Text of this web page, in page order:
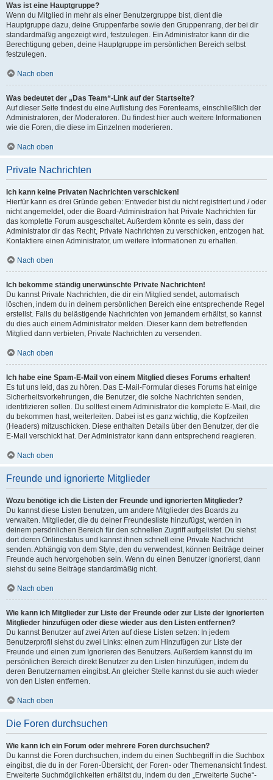
Was ist eine Hauptgruppe?
Wenn du Mitglied in mehr als einer Benutzergruppe bist, dient die
Hauptgruppe dazu, deine Gruppenfarbe sowie den Gruppenrang, der bei dir
standardmäßig angezeigt wird, festzulegen. Ein Administrator kann dir die
Berechtigung geben, deine Hauptgruppe im persönlichen Bereich selbst
festzulegen.
Nach oben
Was bedeutet der „Das Team“-Link auf der Startseite?
Auf dieser Seite findest du eine Auflistung des Forenteams, einschließlich der
Administratoren, der Moderatoren. Du findest hier auch weitere Informationen
wie die Foren, die diese im Einzelnen moderieren.
Nach oben
Private Nachrichten
Ich kann keine Privaten Nachrichten verschicken!
Hierfür kann es drei Gründe geben: Entweder bist du nicht registriert und / oder
nicht angemeldet, oder die Board-Administration hat Private Nachrichten für
das komplette Forum ausgeschaltet. Außerdem könnte es sein, dass der
Administrator dir das Recht, Private Nachrichten zu verschicken, entzogen hat.
Kontaktiere einen Administrator, um weitere Informationen zu erhalten.
Nach oben
Ich bekomme ständig unerwünschte Private Nachrichten!
Du kannst Private Nachrichten, die dir ein Mitglied sendet, automatisch
löschen, indem du in deinem persönlichen Bereich eine entsprechende Regel
erstellst. Falls du belästigende Nachrichten von jemandem erhältst, so kannst
du dies auch einem Administrator melden. Dieser kann dem betreffenden
Mitglied dann verbieten, Private Nachrichten zu versenden.
Nach oben
Ich habe eine Spam-E-Mail von einem Mitglied dieses Forums erhalten!
Es tut uns leid, das zu hören. Das E-Mail-Formular dieses Forums hat einige
Sicherheitsvorkehrungen, die Benutzer, die solche Nachrichten senden,
identifizieren sollen. Du solltest einem Administrator die komplette E-Mail, die
du bekommen hast, weiterleiten. Dabei ist es ganz wichtig, die Kopfzeilen
(Headers) mitzuschicken. Diese enthalten Details über den Benutzer, der die
E-Mail verschickt hat. Der Administrator kann dann entsprechend reagieren.
Nach oben
Freunde und ignorierte Mitglieder
Wozu benötige ich die Listen der Freunde und ignorierten Mitglieder?
Du kannst diese Listen benutzen, um andere Mitglieder des Boards zu
verwalten. Mitglieder, die du deiner Freundesliste hinzufügst, werden in
deinem persönlichen Bereich für den schnellen Zugriff aufgelistet. Du siehst
dort deren Onlinestatus und kannst ihnen schnell eine Private Nachricht
senden. Abhängig von dem Style, den du verwendest, können Beiträge deiner
Freunde auch hervorgehoben sein. Wenn du einen Benutzer ignorierst, dann
siehst du seine Beiträge standardmäßig nicht.
Nach oben
Wie kann ich Mitglieder zur Liste der Freunde oder zur Liste der ignorierten
Mitglieder hinzufügen oder diese wieder aus den Listen entfernen?
Du kannst Benutzer auf zwei Arten auf diese Listen setzen: In jedem
Benutzerprofil siehst du zwei Links: einen zum Hinzufügen zur Liste der
Freunde und einen zum Ignorieren des Benutzers. Außerdem kannst du im
persönlichen Bereich direkt Benutzer zu den Listen hinzufügen, indem du
deren Benutzernamen eingibst. An gleicher Stelle kannst du sie auch wieder
von den Listen entfernen.
Nach oben
Die Foren durchsuchen
Wie kann ich ein Forum oder mehrere Foren durchsuchen?
Du kannst die Foren durchsuchen, indem du einen Suchbegriff in die Suchbox
eingibst, die du in der Foren-Übersicht, der Foren- oder Themenansicht findest.
Erweiterte Suchmöglichkeiten erhältst du, indem du den „Erweiterte Suche“-